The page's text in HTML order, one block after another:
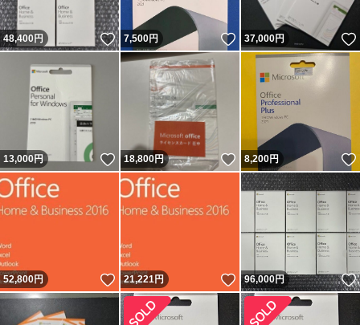
48,400円 いいね！
7,500円 いいね！
37,000円
13,000円 いいね！
18,800円 いいね！
8,200円
52,800円 いいね！
21,221円 いいね！
96,000円